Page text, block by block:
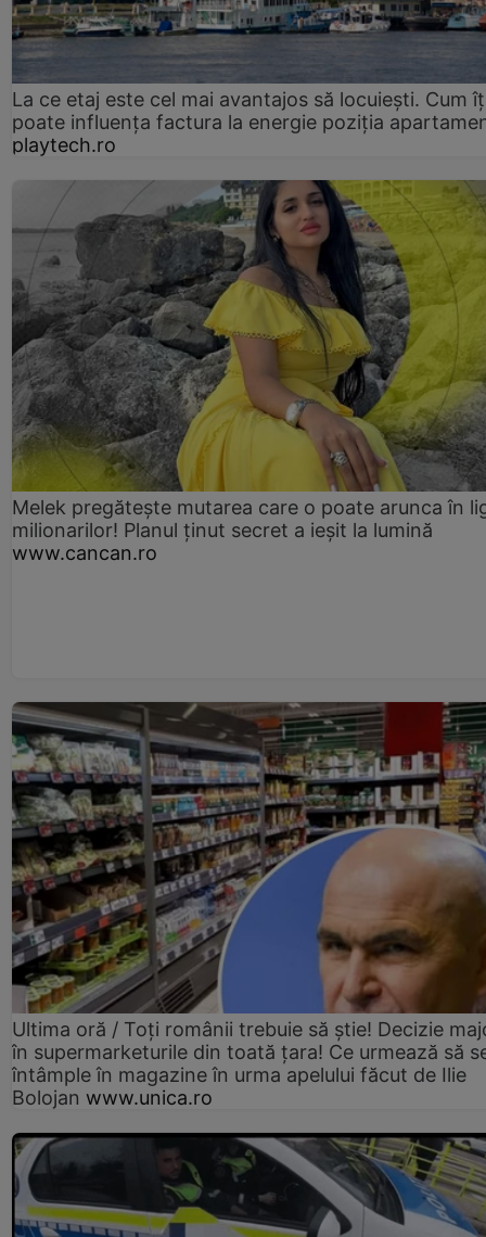
La ce etaj este cel mai avantajos să locuiești. Cum
poate influența factura la energie poziția
playtech.ro
Melek pregătește mutarea care o poate arunca în
milionarilor! Planul ținut secret a ieșit la lumină
www.cancan.ro
Ultima oră / Toți românii trebuie să știe! Decizie
în supermarketurile din toată țara! Ce urmează să
întâmple în magazine în urma apelului făcut de Ilie
Bolojan www.unica.ro